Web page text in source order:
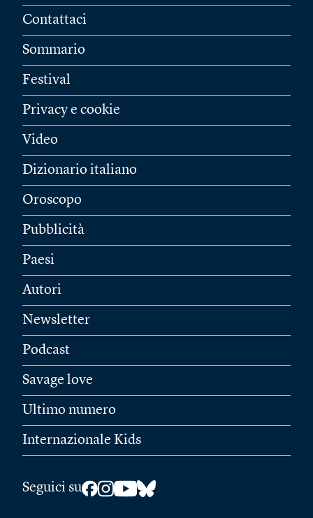
Contattaci
Sommario
Festival
Privacy e cookie
Video
Dizionario italiano
Oroscopo
Pubblicità
Paesi
Autori
Newsletter
Podcast
Savage love
Ultimo numero
Internazionale Kids
Seguici su